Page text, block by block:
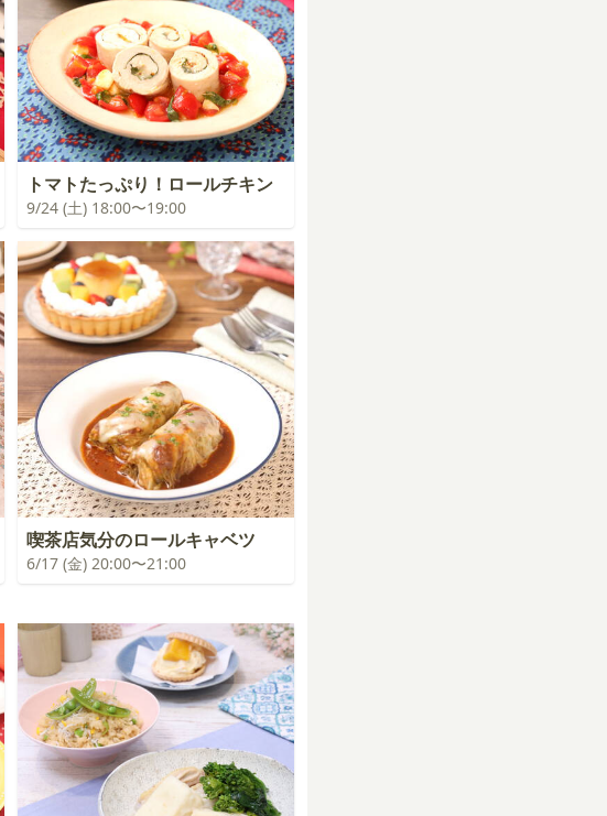
トマトたっぷり！ロールチキン
9/24 (土) 18:00〜19:00
喫茶店気分のロールキャベツ
6/17 (金) 20:00〜21:00